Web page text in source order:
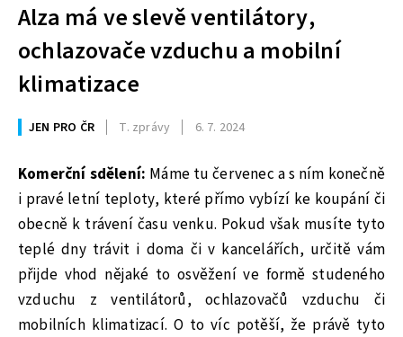
Alza má ve slevě ventilátory,
ochlazovače vzduchu a mobilní
klimatizace
JEN PRO ČR T. zprávy 6. 7. 2024
Komerční sdělení: Máme tu červenec a s ním konečně
i pravé letní teploty, které přímo vybízí ke koupání či
obecně k trávení času venku. Pokud však musíte tyto
teplé dny trávit i doma či v kancelářích, určitě vám
přijde vhod nějaké to osvěžení ve formě studeného
vzduchu z ventilátorů, ochlazovačů vzduchu či
mobilních klimatizací. O to víc potěší, že právě tyto